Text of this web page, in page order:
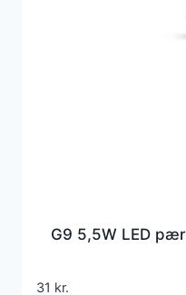
G9 5,5W LED
31 kr.